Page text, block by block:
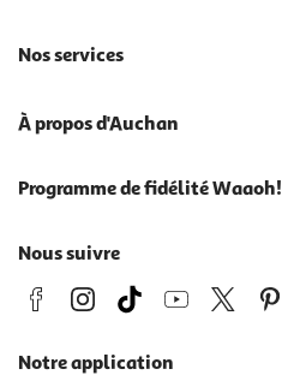
Nos services
À propos d'Auchan
Programme de fidélité Waaoh!
Nous suivre
Notre application